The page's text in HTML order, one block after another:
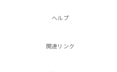
ヘルプ
関連リンク